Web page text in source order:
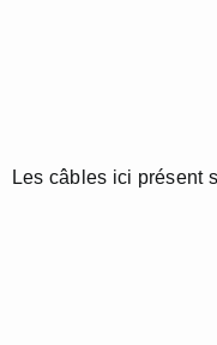
Les câbles ici présent